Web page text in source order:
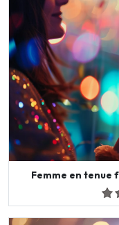
Femme en tenue